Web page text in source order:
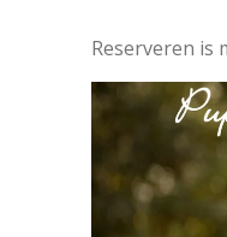
Reserveren is